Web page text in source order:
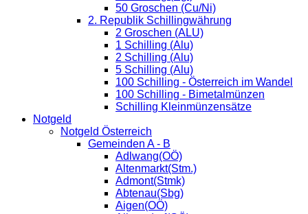
50 Groschen (Cu/Ni)
2. Republik Schillingwährung
2 Groschen (ALU)
1 Schilling (Alu)
2 Schilling (Alu)
5 Schilling (Alu)
100 Schilling - Österreich im Wandel
100 Schilling - Bimetalmünzen
Schilling Kleinmünzensätze
Notgeld
Notgeld Österreich
Gemeinden A - B
Adlwang(OÖ)
Altenmarkt(Stm.)
Admont(Stmk)
Abtenau(Sbg)
Aigen(OÖ)